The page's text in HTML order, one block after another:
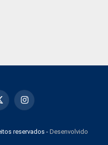
Instagram
reservados - Desenvolvido